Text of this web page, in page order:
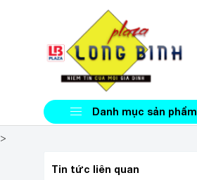
Danh mục sản phẩm
>
Tin tức liên quan